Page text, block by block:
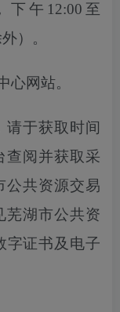
下午12:00至
）。
心网站。
于获取时间
查阅并获取采
公共资源交易
芜湖市公共资
字证书及电子